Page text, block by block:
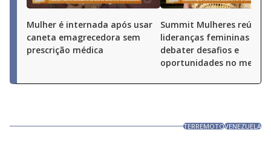
Mulher é internada após usar
caneta emagrecedora sem
prescrição médica
Summit Mulheres reúne
lideranças femininas para
debater desafios e
oportunidades no
TERREMOTOVENEZUELA